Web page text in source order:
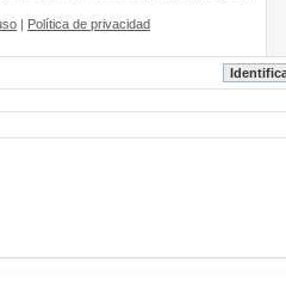
| Política de privacidad